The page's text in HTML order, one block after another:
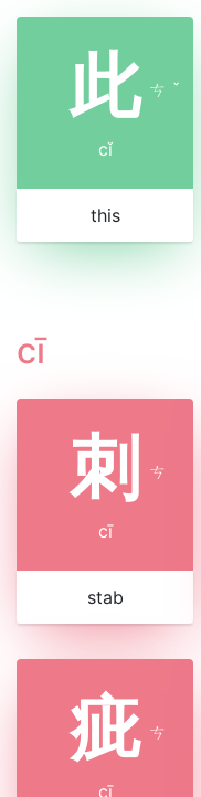
此 ㄘ ˇ
cǐ
this
cī
刺 ㄘ
cī
stab
疵 ㄘ
cī